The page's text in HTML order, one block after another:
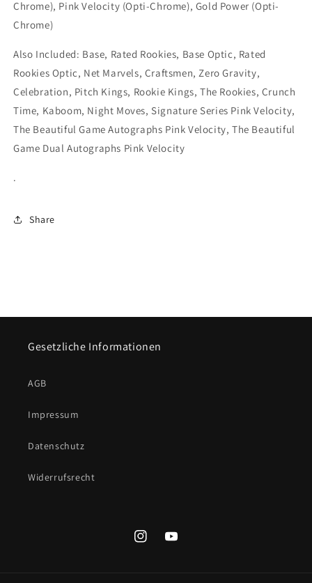
Chrome), Pink Velocity (Opti-Chrome), Gold Power (Opti-
Chrome)
Also Included: Base, Rated Rookies, Base Optic, Rated
Rookies Optic, Net Marvels, Craftsmen, Zero Gravity,
Celebration, Pitch Kings, Rookie Kings, The Rookies, Crunch
Time, Kaboom, Night Moves, Signature Series Pink Velocity,
The Beautiful Game Autographs Pink Velocity, The Beautiful
Game Dual Autographs Pink Velocity
.
Share
Gesetzliche Informationen
AGB
Impressum
Datenschutz
Widerrufsrecht
InstagramYouTube